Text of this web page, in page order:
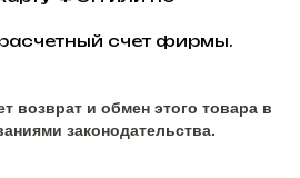
счет фирмы.
возврат и обмен этого товара в
законодательства.